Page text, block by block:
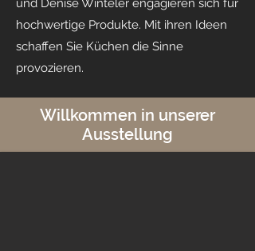
und Denise Winteler engagieren sich für
hochwertige Produkte. Mit ihren Ideen
schaffen Sie Küchen die Sinne
provozieren.
Willkommen in unserer
Ausstellung